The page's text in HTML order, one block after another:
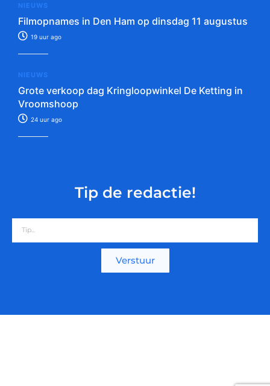
NIEUWS
Filmopnames in Den Ham op dinsdag 11 augustus
19 uur ago
NIEUWS
Grote verkoop dag Kringloopwinkel De Ketting in
Vroomshoop
24 uur ago
Tip de redactie!
Verstuur